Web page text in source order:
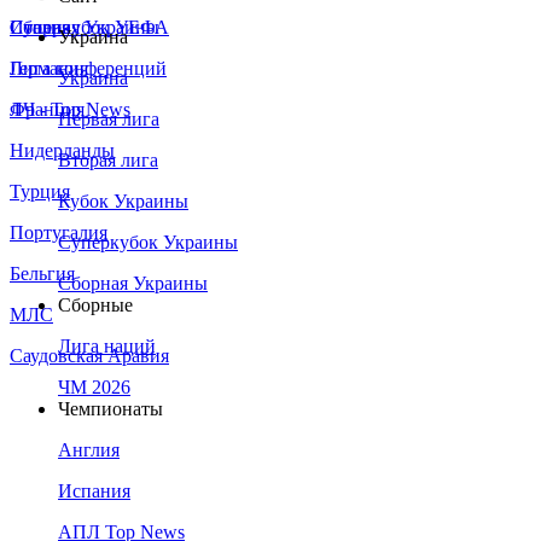
Сборная Украины
Италия
Германия
Франция
Нидерланды
Турция
Португалия
Бельгия
МЛС
Саудовская Аравия
Суперкубок УЕФА
Лига конференций
ЛЧ - Top News
Украина
Украина
Первая лига
Вторая лига
Кубок Украины
Суперкубок Украины
Сборная Украины
Сборные
Лига наций
ЧМ 2026
Чемпионаты
Англия
Испания
АПЛ Top News